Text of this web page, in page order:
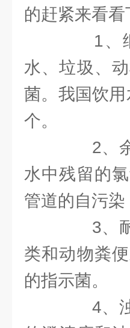
的赶紧来看看
1、细
水、垃圾、
菌。我国饮
个。
2、余
水中残留的
管道的自污染
3、耐
类和动物粪
的指示菌。
4、浊